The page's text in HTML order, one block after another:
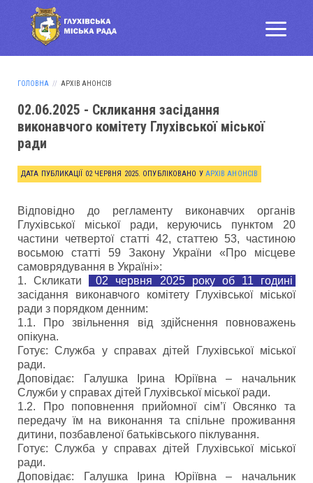
ГОЛОВНА АРХІВ АНОНСІВ
02.06.2025 - Скликання засідання
виконавчого комітету Глухівської міської
ради
ДАТА ПУБЛИКАЦІЇ 02 ЧЕРВНЯ 2025. ОПУБЛІКОВАНО У АРХІВ АНОНСІВ
Відповідно до регламенту виконавчих органів
Глухівської міської ради, керуючись пунктом 20
частини четвертої статті 42, статтею 53, частиною
восьмою статті 59 Закону України «Про місцеве
самоврядування в Україні»:
1. Скликати
02 червня 2025 року об 11 годині
засідання виконавчого комітету Глухівської міської
ради з порядком денним:
1.1. Про звільнення від здійснення повноважень
опікуна.
Готує: Служба у справах дітей Глухівської міської
ради.
Доповідає: Галушка Ірина Юріївна – начальник
Служби у справах дітей Глухівської міської ради.
1.2. Про поповнення прийомної сім’ї Овсянко та
передачу їм на виконання та спільне проживання
дитини, позбавленої батьківського піклування.
Готує: Служба у справах дітей Глухівської міської
ради.
Доповідає: Галушка Ірина Юріївна – начальник